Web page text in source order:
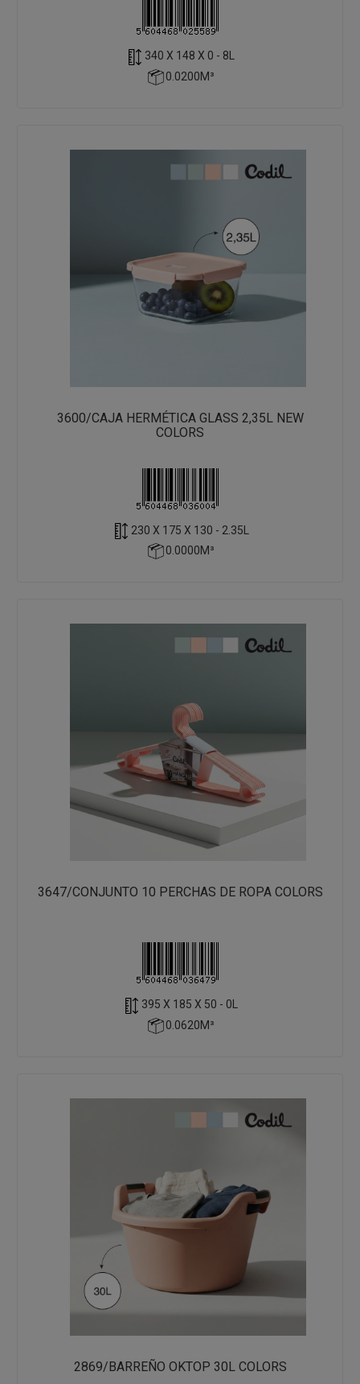
340 X 148 X 0 - 8L
0.0200M³
3600/CAJA HERMÉTICA GLASS 2,35L NEW
COLORS
230 X 175 X 130 - 2.35L
0.0000M³
3647/CONJUNTO 10 PERCHAS DE ROPA COLORS
395 X 185 X 50 - 0L
0.0620M³
2869/BARREÑO OKTOP 30L COLORS